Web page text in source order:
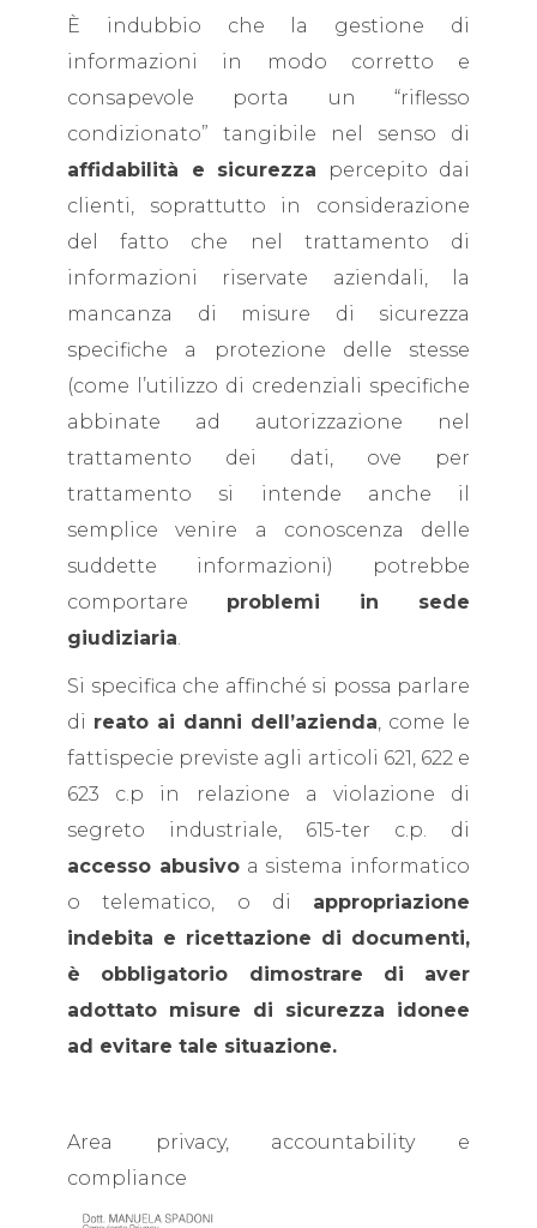
È indubbio che la gestione di
informazioni in modo corretto e
consapevole porta un “riflesso
condizionato” tangibile nel senso di
affidabilità e sicurezza percepito dai
clienti, soprattutto in considerazione
del fatto che nel trattamento di
informazioni riservate aziendali, la
mancanza di misure di sicurezza
specifiche a protezione delle stesse
(come l’utilizzo di credenziali specifiche
abbinate ad autorizzazione nel
trattamento dei dati, ove per
trattamento si intende anche il
semplice venire a conoscenza delle
suddette informazioni) potrebbe
comportare problemi in sede
giudiziaria
Si specifica che affinché si possa parlare
di reato ai danni dell’azienda , come le
fattispecie previste agli articoli 621, 622 e
623 c.p in relazione a violazione di
segreto industriale, 615-ter c.p. di
accesso abusivoa sistema informatico
o telematico, o di appropriazione
indebita e ricettazione di documenti,
è obbligatorio dimostrare di aver
adottato misure di sicurezza idonee
ad evitare tale situazione.
Area privacy, accountability e
compliance